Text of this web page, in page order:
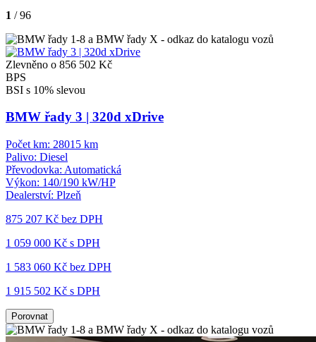
1 / 96
Zlevněno o 856 502 Kč
BPS
BSI s 10% slevou
BMW řady 3 | 320d xDrive
Počet km: 28015 km
Palivo: Diesel
Převodovka: Automatická
Výkon: 140/190 kW/HP
Dealerství: Plzeň
875 207 Kč bez DPH
1 059 000 Kč s DPH
1 583 060 Kč bez DPH
1 915 502 Kč s DPH
Porovnat